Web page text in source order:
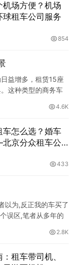
场方便？机场
租车公司服务
854
益增多，租赁15座
这种类型的商务车
都能够提供极大的
格概述 在北京租
4.6K
车怎么选？婚车
京分众租车公
433
以为,反正我的车买了
误区,笔者从多年的
第一种况:
2.8K
租车带司机、